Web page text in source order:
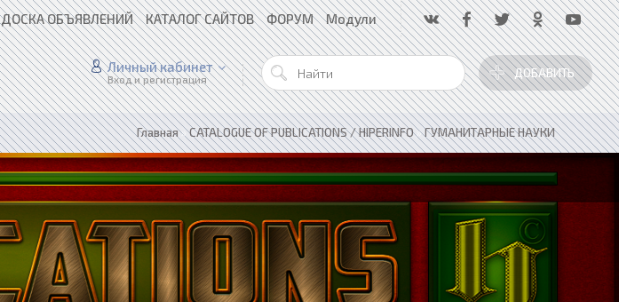
ДОСКА ОБЪЯВЛЕНИЙ КАТАЛОГ САЙТОВ ФОРУМ Модули
ДОБАВИТЬ
Личный кабинет
Вход и регистрация
Главная»CATALOGUE OF PUBLICATIONS / HIPERINFO»ГУМАНИТАРНЫЕ НАУКИ